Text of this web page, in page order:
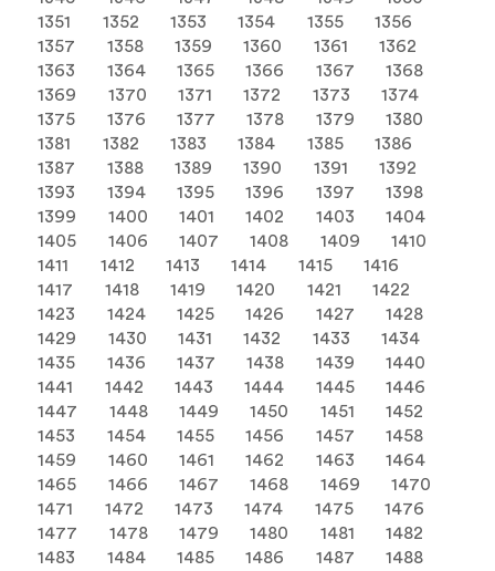
1351
1352 1353 1354 1355
1356
1357
1358 1359 1360 1361
1362
1363
1364 1365 1366 1367
1368
1369
1370 1371 1372 1373
1374
1375
1376 1377 1378 1379
1380
1381
1382 1383 1384 1385
1386
1387
1388 1389 1390 1391
1392
1393
1394 1395 1396 1397
1398
1399
1400 1401 1402 1403
1404
1405
1406 1407 1408 1409
1410
1411
1412 1413 1414 1415
1416
1417
1418 1419 1420 1421
1422
1423
1424 1425 1426 1427
1428
1429
1430 1431 1432 1433
1434
1435
1436 1437 1438 1439
1440
1441
1442 1443 1444 1445
1446
1447
1448 1449 1450 1451
1452
1453
1454 1455 1456 1457
1458
1459
1460 1461 1462 1463
1464
1465
1466 1467 1468 1469
1470
1471
1472 1473 1474 1475
1476
1477
1478 1479 1480 1481
1482
1483
1484 1485 1486 1487
1488